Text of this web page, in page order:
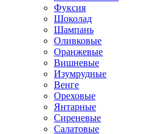
Фуксия
Шоколад
Шампань
Оливковые
Оранжевые
Вишневые
Изумрудные
Венге
Ореховые
Янтарные
Сиреневые
Салатовые